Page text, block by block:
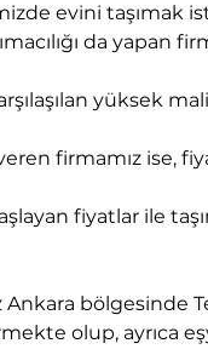
evini taşımak
da yapan
firmamız ise,
fiyatlar ile
bölgesinde
olup, ayrıca